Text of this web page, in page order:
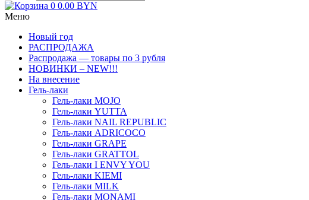
0 0.00 BYN
Меню
Новый год
РАСПРОДАЖА
Распродажа — товары по 3 рубля
НОВИНКИ – NEW!!!
На внесение
Гель-лаки
Гель-лаки MOJO
Гель-лаки YUTTA
Гель-лаки NAIL REPUBLIC
Гель-лаки ADRICOCO
Гель-лаки GRAPE
Гель-лаки GRATTOL
Гель-лаки I ENVY YOU
Гель-лаки KIEMI
Гель-лаки MILK
Гель-лаки MONAMI